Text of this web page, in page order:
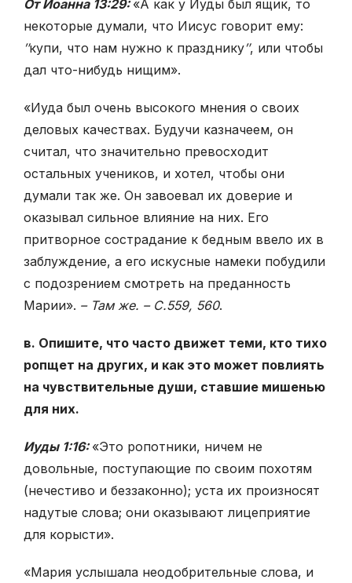
От Иоанна 13:29:«А как у Иуды был ящик, то
некоторые думали, что Иисус говорит ему:
″купи, что нам нужно к празднику″, или чтобы
дал что-нибудь нищим».
«Иуда был очень высокого мнения о своих
деловых качествах. Будучи казначеем, он
считал, что значительно превосходит
остальных учеников, и хотел, чтобы они
думали так же. Он завоевал их доверие и
оказывал сильное влияние на них. Его
притворное сострадание к бедным ввело их в
заблуждение, а его искусные намеки побудили
с подозрением смотреть на преданность
Марии». – Там же. – С.559, 560.
в. Опишите, что часто движет теми, кто тихо
ропщет на других, и как это может повлиять
на чувствительные души, ставшие мишенью
для них.
Иуды 1:16:«Это ропотники, ничем не
довольные, поступающие по своим похотям
(нечестиво и беззаконно); уста их произносят
надутые слова; они оказывают лицеприятие
для корысти».
«Мария услышала неодобрительные слова, и